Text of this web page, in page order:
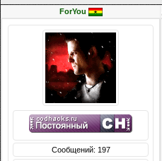
ForYou
Сообщений: 197